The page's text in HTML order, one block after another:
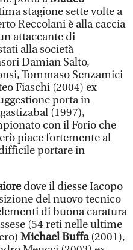
stagione sette volte a
Reccolani è alla caccia
attaccante di
alla società
Damian Salto,
Tommaso Senzamici
Fiaschi (2004) ex
porta in
(1997),
con il Forio che
piace fortemente al
portare in
dove il diesse Iacopo
del nuovo tecnico
di buona caratura
(54 reti nelle ultime
Michael Buffa(2001),